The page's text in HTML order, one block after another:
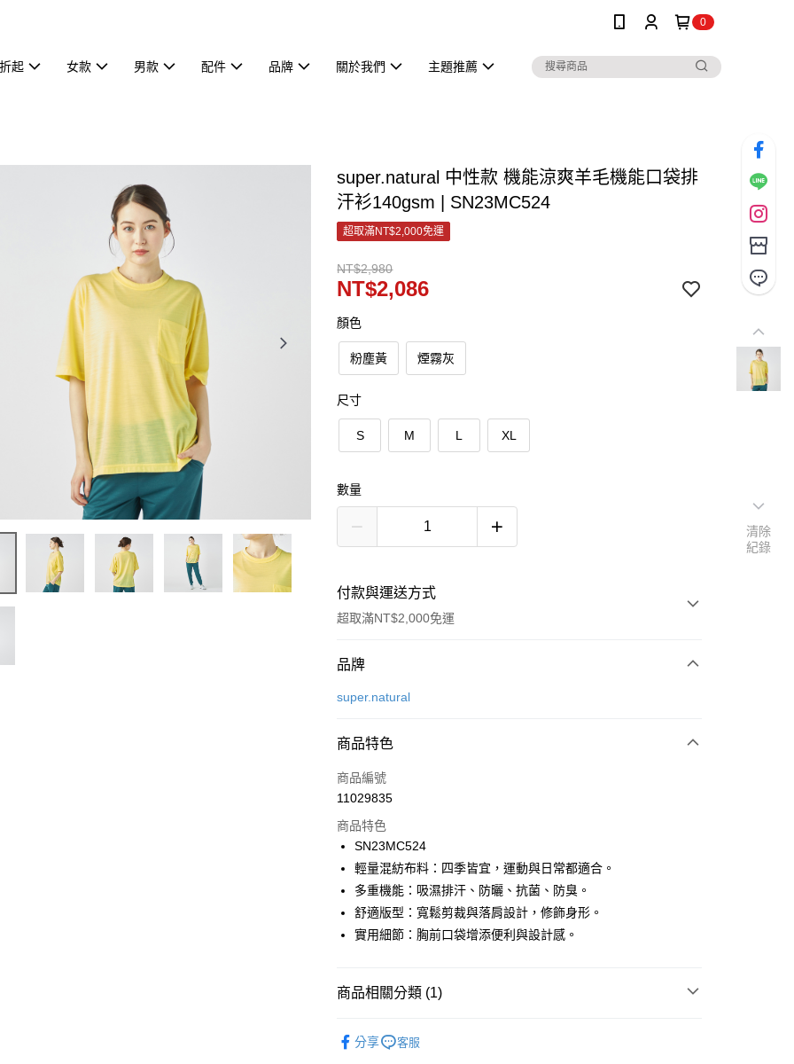
0
起 女款 男款 配件 品牌 關於我們 主題推薦
super.natural 中性款 機能涼爽羊毛機能口袋排
汗衫140gsm | SN23MC524
超取滿NT$2,000免運
NT$2,980
NT$2,086
顏色
粉塵黃 煙霧灰
尺寸
S M L XL
數量
付款與運送方式
超取滿NT$2,000免運
付款方式
信用卡一次付款
街口支付
悠遊付
ATM付款
運送方式
品牌
super.natural
商品特色
商品編號
11029835
商品特色
SN23MC524
輕量混紡布料：四季皆宜，運動與日常都適合。
多重機能：吸濕排汗、防曬、抗菌、防臭。
舒適版型：寬鬆剪裁與落肩設計，修飾身形。
實用細節：胸前口袋增添便利與設計感。
商品相關分類 (1)
分享
客服
清除
紀錄